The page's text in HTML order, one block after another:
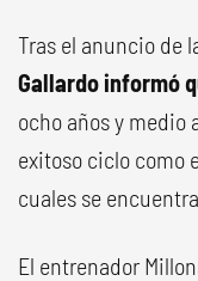
Tras el anuncio de
Gallardo informó
ocho años y medio
exitoso ciclo como
cuales se
El entrenador